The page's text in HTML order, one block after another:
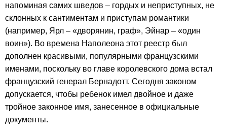
напоминая самих шведов – гордых и неприступных, не
склонных к сантиментам и приступам романтики
(например, Ярл – «дворянин, граф», Эйнар – «один
воин»). Во времена Наполеона этот реестр был
дополнен красивыми, популярными французскими
именами, поскольку во главе королевского дома встал
французский генерал Бернадотт. Сегодня законом
допускается, чтобы ребенок имел двойное и даже
тройное законное имя, занесенное в официальные
документы.